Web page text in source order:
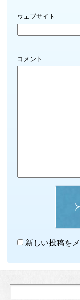
ウェブサイト
コメント
新しい投稿を